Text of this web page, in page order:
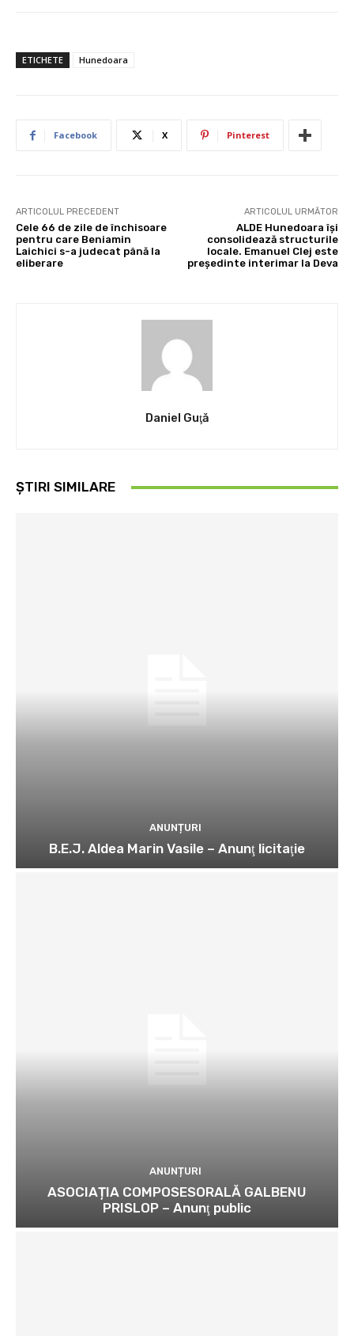
ETICHETE Hunedoara
Facebook X Pinterest
ARTICOLUL PRECEDENT
Cele 66 de zile de închisoare
pentru care Beniamin
Laichici s-a judecat până la
eliberare
ARTICOLUL URMĂTOR
ALDE Hunedoara își
consolidează structurile
locale. Emanuel Clej este
președinte interimar la Deva
Daniel Guţă
ȘTIRI SIMILARE
ANUNȚURI
B.E.J. Aldea Marin Vasile – Anunţ licitaţie
ANUNȚURI
ASOCIAȚIA COMPOSESORALĂ GALBENU
PRISLOP – Anunţ public